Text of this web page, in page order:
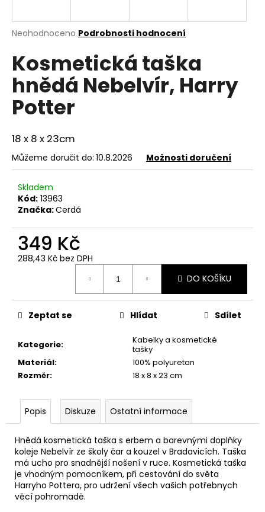
Průměrné
produktu
je
0,0
5
hvězdiček.
Neohodnoceno Podrobnosti hodnocení
Kosmetická taška
hnědá Nebelvír, Harry
Potter
18 x 8 x 23cm
Můžeme doručit do: 10.8.2026 Možnosti doručení
Skladem
Kód: 13963
Značka:Cerdá
349 Kč
288,43 Kč bez DPH
DO KOŠÍKU
Kategorie:
Kabelky a kosmetické
tašky
Materiál:
100% polyuretan
Rozměr: 18 x 8 x 23 cm
Zeptat se Hlídat Sdílet
Popis Diskuze Ostatní informace
Hnědá kosmetická taška s erbem a barevnými doplňky
koleje Nebelvír ze školy čar a kouzel v Bradavicích. Taška
má ucho pro snadnější nošení v ruce. Kosmetická taška
je vhodným pomocníkem, při cestování do světa
Harryho Pottera, pro udržení všech vašich potřebnych
věcí pohromadě.
j
t
?
D
o
p
o
u
m
KOUZELNICKÉ
ŠACHY
CHESS
SET,
HARRY
POTTER
1
399
Kč
Původně:
1
599
Kč